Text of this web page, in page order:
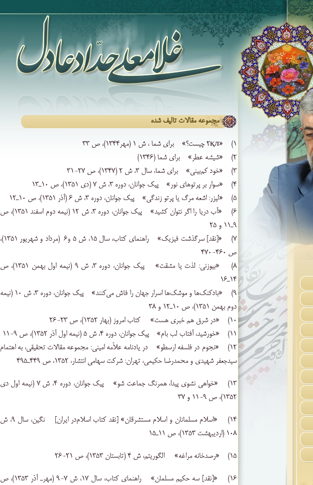
مجموعه مقالات تالیف شده
۱) «۲қл چیست‌؟» برای شما ، ش‌ ۱ (مهر۱۳۴۴)، ص ۳۳‌
۲) «شیشه ‌عطر» برای شما (۱۳۴۶)
۳) «خود کم‌بینی‌» برای شما، سال‌ ۳، ش‌ ۲ (۱۳۴۷)، ص ۲۷-۳۱‌
۴) «سوار بر پرتوهای ‌نور» پیک جوانان‌، دوره‌ ۳، ش‌ ۷ (دی‌ ۱۳۵۱)، ص ۱۰‌ـ۱۳
۵) «لیزر: اشعه ‌مرگ‌ یا پرتو زندگی‌» پیک جوانان‌، دوره‌ ۳، ش‌ ۶ (آذر ۱۳۵۱)، ص ۱۰‌ـ۱۲
۶) «آب‌ دریا را اگر نتوان ‌کشید» پیک جوانان‌، دوره‌ ۳، ش‌ ۱۲ (نیمه‌ دوم ‌اسفند ۱۳۵۱)، ص
۹‌ـ۱۱ و ۲۵
۷) «[نقد] سرگذشت ‌فیزیک‌» راهنمای کتاب‌، سال‌ ۱۵، ش‌ ۵ و۶ (مرداد و شهریور ۱۳۵۱)،
ص ۴۶۰-۴۷۰‌
۸) «بیوزنی‌: لذت ‌یا مشقت‌» پیک جوانان‌، دوره‌ ۳، ش‌ ۹ (نیمه ‌اول ‌بهمن‌ ۱۳۵۱)، ص
۱۴‌ـ۱۶
۹) «بادکنک‌ها و موشک‌ها اسرار جهان ‌را فاش‌ می‌کنند» پیک جوانان‌، دوره‌ ۳، ش‌ ۱۰ (نیمه
‌دوم ‌بهمن‌ ۱۳۵۱)، ص‌ ۱۰ـ۱۲ و ۳۸
۱۰) «در شرق‌ هم‌ خبری ‌هست‌» کتاب امروز (بهار ۱۳۵۲)، ص ۲۳-۲۶‌
۱۱) «خورشید، آفتاب ‌لب‌ بام‌» پیک جوانان‌، دوره‌ ۴، ش‌ ۵ (نیمه ‌اول ‌آذر ۱۳۵۲)، ص‌ ۹-۱۱
۱۲) «نجوم ‌در فلسفه ‌ارسطو» در یادنامه علاّمه امینی: مجموعه مقالات تحقیقی‌، به ‌اهتمام‌
سیدجعفر شهیدی‌ و محمدرضا حکیمی‌، تهران‌: شرکت ‌سهامی ‌انتشار، ۱۳۵۲، ص ۴۴۹‌ـ۴۹۵
۱۳) «خواهی ‌نشوی ‌پیدا، همرنگ ‌جماعت ‌شو» پیک جوانان‌، دوره‌ ۴، ش‌ ۷ (نیمه ‌اول ‌دی‌
۱۳۵۲)، ص‌ ۹-۱۱ و ۳۷
۱۴) «اسلام‌ مسلمانان ‌و اسلام ‌مستشرقان‌» [نقد کتاب ‌اسلام‌در ایران] نگین‌، سال ۹‌، ش
۱۰۸ ‌(اردیبهشت ۱۳۵۳‌)، ص ۱۱‌ـ۱۵
۱۵) «رصدخانه ‌مراغه‌» الگوریتم‌، ش‌ ۴ (تابستان‌ ۱۳۵۳)، ص‌ ۲۱-۲۶
۱۶) «[نقد] سه‌ حکیم ‌مسلمان‌» راهنمای کتاب‌، سال‌ ۱۷، ش ۷-۹ ‌(مهرـ آذر ۱۳۵۳)، ص‌